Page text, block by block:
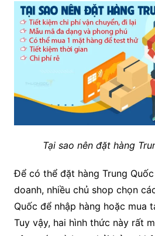
Tại sao nên đặt hàng
Để có thể đặt hàng Trung
doanh, nhiều chủ shop chọn
Quốc để nhập hàng hoặc mua
Tuy vậy, hai hình thức này rất